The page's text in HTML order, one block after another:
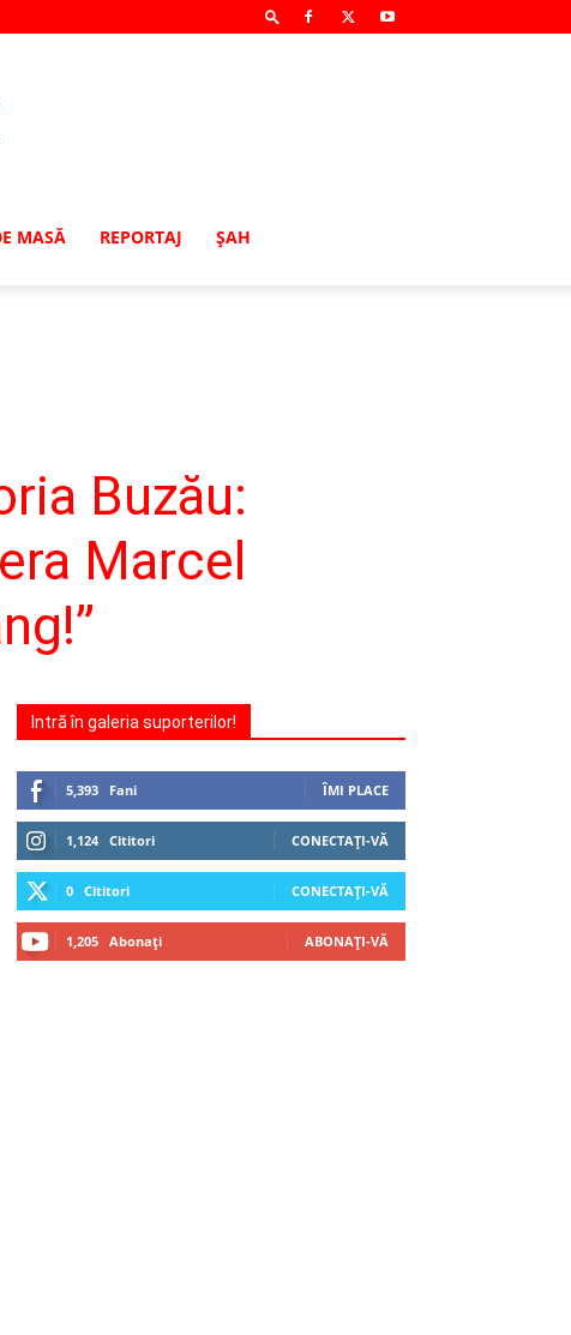
MASĂ REPORTAJ ŞAH
Buzău:
Marcel
Intră în galeria suporterilor!
5,393 Fani ÎMI PLACE
1,124 Cititori CONECTAȚI-VĂ
0 Cititori CONECTAȚI-VĂ
1,205 Abonați ABONAȚI-VĂ